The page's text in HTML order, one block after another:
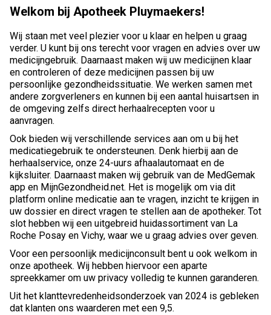
Welkom bij Apotheek Pluymaekers!
Wij staan met veel plezier voor u klaar en helpen u graag
verder. U kunt bij ons terecht voor vragen en advies over uw
medicijngebruik. Daarnaast maken wij uw medicijnen klaar
en controleren of deze medicijnen passen bij uw
persoonlijke gezondheidssituatie. We werken samen met
andere zorgverleners en kunnen bij een aantal huisartsen in
de omgeving zelfs direct herhaalrecepten voor u
aanvragen.
Ook bieden wij verschillende services aan om u bij het
medicatiegebruik te ondersteunen. Denk hierbij aan de
herhaalservice, onze 24-uurs afhaalautomaat en de
kijksluiter. Daarnaast maken wij gebruik van de MedGemak
app en MijnGezondheid.net. Het is mogelijk om via dit
platform online medicatie aan te vragen, inzicht te krijgen in
uw dossier en direct vragen te stellen aan de apotheker. Tot
slot hebben wij een uitgebreid huidassortiment van La
Roche Posay en Vichy, waar we u graag advies over geven.
Voor een persoonlijk medicijnconsult bent u ook welkom in
onze apotheek. Wij hebben hiervoor een aparte
spreekkamer om uw privacy volledig te kunnen garanderen.
Uit het klanttevredenheidsonderzoek van 2024 is gebleken
dat klanten ons waarderen met een 9,5.